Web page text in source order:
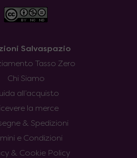
Salvaspazio
Tasso Zero
Chi Siamo
all’acquisto
la merce
& Spedizioni
e Condizioni
& Cookie Policy